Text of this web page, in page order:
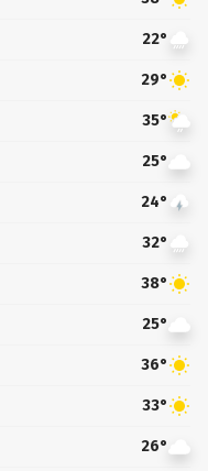
22°
29°
35°
25°
24°
32°
38°
25°
36°
33°
26°